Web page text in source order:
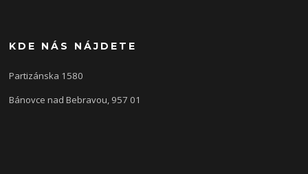
KDE NÁS NÁJDETE
Partizánska 1580
Bánovce nad Bebravou, 957 01